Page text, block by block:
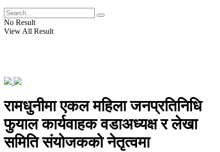
No Result
View All Result
रामधुनीमा एकल महिला जनप्रतिनिधि
फुयाल कार्यवाहक वडाअध्यक्ष र लेखा
समिति संयोजकको नेतृत्वमा